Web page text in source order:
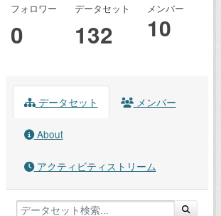
フォロワー
0
データセット
132
メンバー
10
データセット メンバー
About
アクティビティストリーム